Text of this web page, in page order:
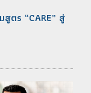
ตร “CARE” สู่